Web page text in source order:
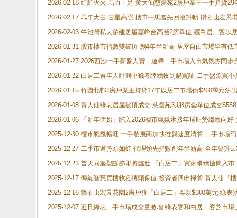
2026-02-18 紅紅火火 馬力十足 黃大仙慈愛苑2房戶業主一手持貨
2026-02-17 馬年大吉 吉星高照 樓市一馬當先回復升軌 鑽石山宏景
2026-02-03 牛池灣私人參建居屋嘉峰台高層2房單位 獲白居二客以
2026-01-31 股市樓市指數雙破頂 創4年半新高 居屋自由市場罕有
2026-01-27 2026西沙一手新盤大賣，連帶二手市場入市氣氛亦同
2026-01-22 白居二青年人計劃中籤者陸續收到購買証 二手盤源買
2026-01-15 竹園北邨3房戶業主持貨17年以居二市場價$260萬元沽
2026-01-08 黃大仙綠表居屋破頂成交 慈愛苑3期3房套單位成交
2026-01-06 「新年伊始」踏入2026樓市氣氛承接年尾旺勢繼續向
2025-12-30 樓市氣氛暢旺 一手發展商加快推盤速度清貨 二手市場
2025-12-27 二手市道勢頭如虹 代理領先指數創年半新高 全年暫升
2025-12-23 普天同慶聖誕節即將臨近 「白居二」買家繼續搶閘入
2025-12-17 傳統智慧買樓收租磚頭保值 投資者四出掃貨 黃大仙『
2025-12-16 鑽石山宏景花園2房戶獲「白居二」客以$380萬元(綠表)
2025-12-07 近日綠表二手市場成交量激增 綠表客和白居二客於市